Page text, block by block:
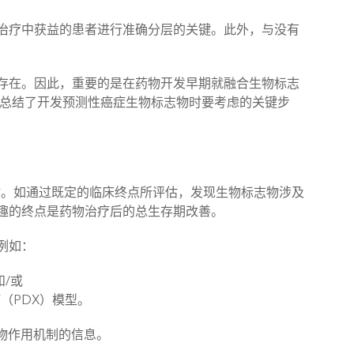
疗中获益的患者进行准确分层的关键。此外，与没有
。因此，重要的是在药物开发早期就融合生物标志
结了开发预测性癌症生物标志物时要考虑的关键步
如通过既定的临床终点所评估，发现生物标志物涉及
终点是药物治疗后的总生存期改善。
如：
/或
PDX）模型。
用机制的信息。